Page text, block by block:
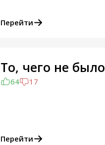
Перейти
То, чего не было
64
17
Перейти